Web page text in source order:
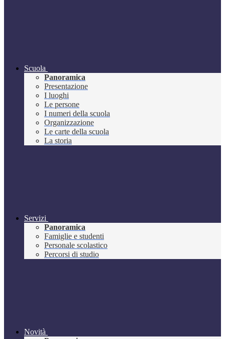
Scuola
Panoramica
Presentazione
I luoghi
Le persone
I numeri della scuola
Organizzazione
Le carte della scuola
La storia
Servizi
Panoramica
Famiglie e studenti
Personale scolastico
Percorsi di studio
Novità